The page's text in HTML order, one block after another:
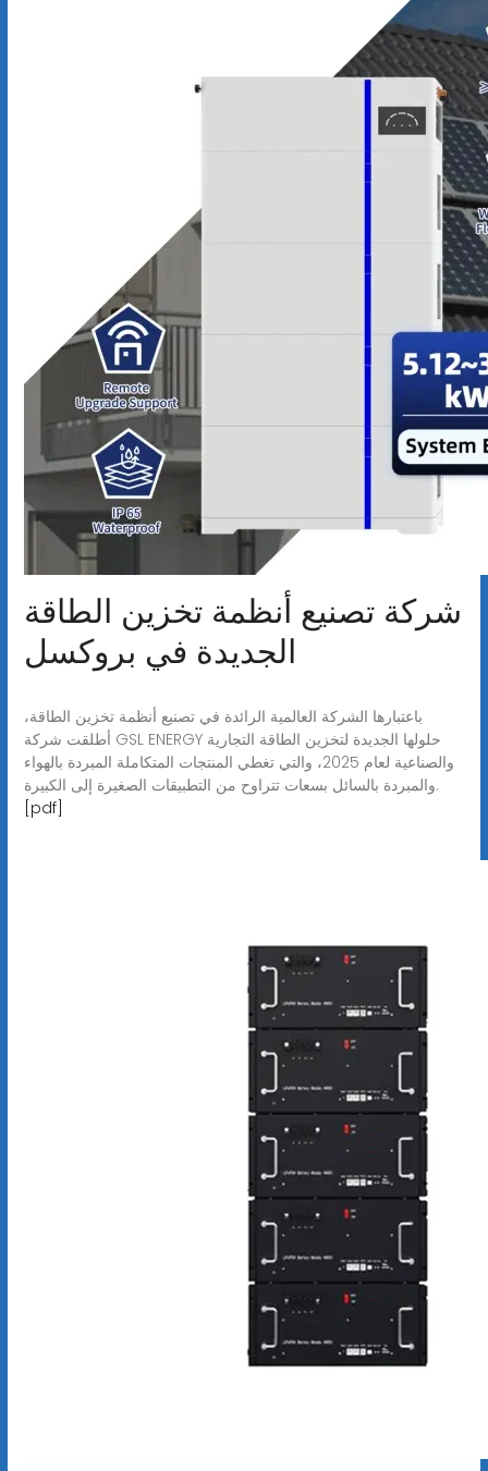
شركة تصنيع أنظمة تخزين الطاقة
الجديدة في بروكسل
باعتبارها الشركة العالمية الرائدة في تصنيع أنظمة تخزين الطاقة،
أطلقت شركة GSL ENERGY حلولها الجديدة لتخزين الطاقة التجارية
والصناعية لعام 2025، والتي تغطي المنتجات المتكاملة المبردة بالهواء
والمبردة بالسائل بسعات تتراوح من التطبيقات الصغيرة إلى الكبيرة.
[pdf]